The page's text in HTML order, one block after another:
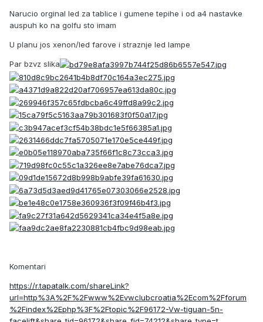
Narucio orginal led za tablice i gumene tepihe i od a4 nastavke
auspuh ko na golfu sto imam
U planu jos xenon/led farove i straznje led lampe
Par bzvz slika
Komentari
https://r.tapatalk.com/shareLink?
url=http%3A%2F%2Fwww%2Evwclubcroatia%2Ecom%2Fforum
%2Findex%2Ephp%3F%2Ftopic%2F96172-Vw-tiguan-5n-